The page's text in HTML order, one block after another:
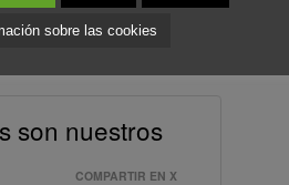
en cada una de ellas.
son nuestros
COMPARTIR EN X
sobre las cookies